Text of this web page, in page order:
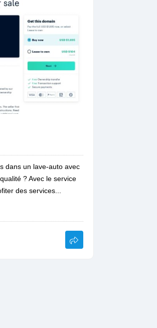
dans un lave-auto avec
? Avec le service
des services...